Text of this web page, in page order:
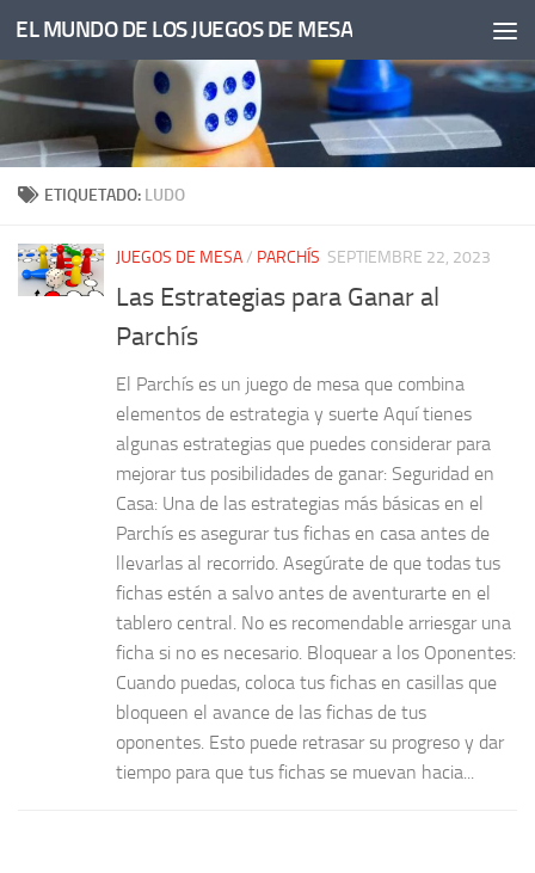
Saltar al contenido
EL MUNDO DE LOS JUEGOS DE MESA
ETIQUETADO: LUDO
JUEGOS DE MESA/ PARCHÍS SEPTIEMBRE 22, 2023
Las Estrategias para Ganar al
Parchís
El Parchís es un juego de mesa que combina
elementos de estrategia y suerte Aquí tienes
algunas estrategias que puedes considerar para
mejorar tus posibilidades de ganar: Seguridad en
Casa: Una de las estrategias más básicas en el
Parchís es asegurar tus fichas en casa antes de
llevarlas al recorrido. Asegúrate de que todas tus
fichas estén a salvo antes de aventurarte en el
tablero central. No es recomendable arriesgar una
ficha si no es necesario. Bloquear a los Oponentes:
Cuando puedas, coloca tus fichas en casillas que
bloqueen el avance de las fichas de tus
oponentes. Esto puede retrasar su progreso y dar
tiempo para que tus fichas se muevan hacia...